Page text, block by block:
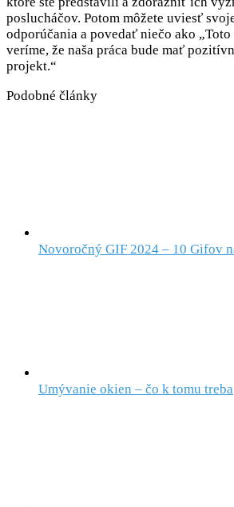
poslucháčov. Potom môžete uviesť
odporúčania a povedať niečo ako „Toto
veríme, že naša práca bude mať
projekt.“
Podobné články
Novoročný GIF 2024 – 10 Gifov
Umývanie okien – čo k tomu treba